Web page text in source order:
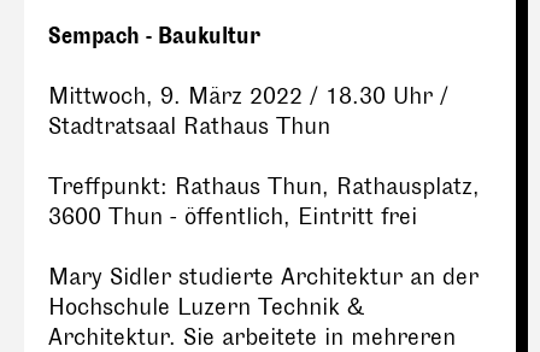
Sempach - Baukultur
Mittwoch, 9. März 2022 / 18.30 Uhr /
Stadtratsaal Rathaus Thun
Treffpunkt: Rathaus Thun, Rathausplatz,
3600 Thun - öffentlich, Eintritt frei
Mary Sidler studierte Architektur an der
Hochschule Luzern Technik &
Architektur. Sie arbeitete in mehreren